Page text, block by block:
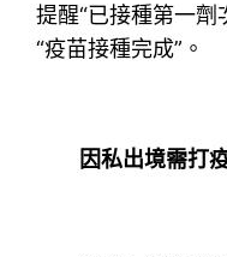
提醒“已接種第一劑
“疫苗接種完成”。
因私出境需打疫